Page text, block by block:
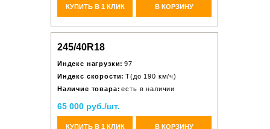
КУПИТЬ В 1 КЛИК В КОРЗИНУ
245/40R18
Индекс нагрузки: 97
Индекс скорости: T(до 190 км/ч)
Наличие товара: есть в наличии
65 000 руб./шт.
КУПИТЬ В 1 КЛИК В КОРЗИНУ